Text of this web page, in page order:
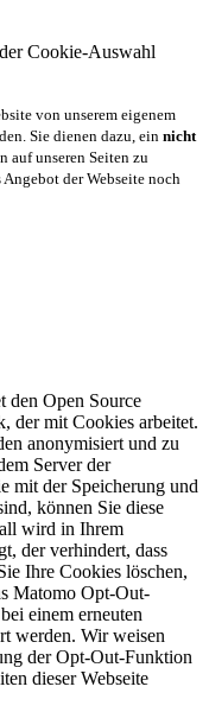
Cookie-Auswahl
von unserem eigenem
Sie dienen dazu, ein nicht
auf unseren Seiten zu
der Webseite noch
den Open Source
der mit Cookies arbeitet.
anonymisiert und zu
Server der
mit der Speicherung und
können Sie diese
wird in Ihrem
der verhindert, dass
Ihre Cookies löschen,
Matomo Opt-Out-
einem erneuten
werden. Wir weisen
der Opt-Out-Funktion
dieser Webseite